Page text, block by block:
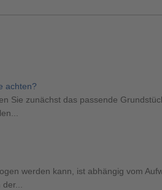
achten?
Sie zunächst das passende
werden kann, ist abhängig vom